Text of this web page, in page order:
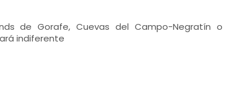
de Gorafe, Cuevas del Campo-Negratín o
indiferente